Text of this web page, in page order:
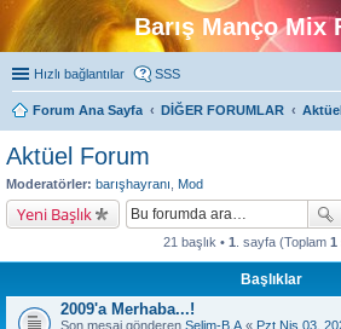
Barış Manço Mix
Hızlı bağlantılar SSS
Forum Ana Sayfa DİĞER FORUMLAR
Aktüel Forum
Moderatörler: barışhayranı Mod
Yeni Başlık
21 başlık • 1 . sayfa (Toplam 1
Başlıklar
2009'a Merhaba...!
Son mesaj gönderen Selim-B.A « Pzt Nis 03,